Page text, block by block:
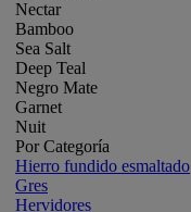
Nectar
Bamboo
Sea Salt
Deep Teal
Negro Mate
Garnet
Nuit
Por Categoría
Hierro fundido esmaltado
Gres
Hervidores